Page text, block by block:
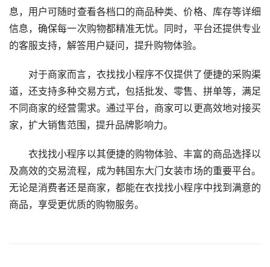
息，用户可随时查看各档口的商品种类、价格、库存等详细
信息，确保每一次购物都精准无忧。同时，平台还提供专业
的客服支持，解答用户疑问，提升购物体验。
对于商家而言，衣找找小程序不仅提供了便捷的采购渠
道，还支持多种交易方式，包括批发、零售、拼单等，满足
不同商家的经营需求。通过平台，商家可以更高效地对接买
家，扩大销售范围，提升品牌影响力。
衣找找小程序以其便捷的购物体验、丰富的商品选择以
及高效的交易流程，成为韩国东大门女装市场的重要平台。
无论是消费者还是商家，都能在衣找找小程序中找到满意的
商品，享受更优质的购物服务。